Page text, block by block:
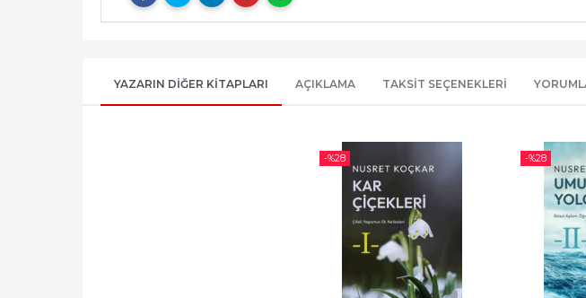
YAZARIN DIĞER KITAPLARI AÇIKLAMA TAKSIT SEÇENEKLERI
-%28 -%28